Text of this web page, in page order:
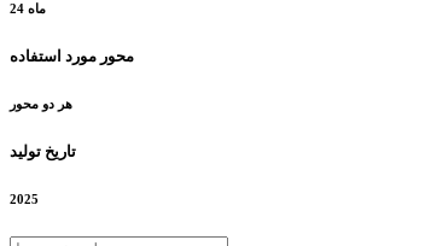
24 ماه
محور مورد استفاده
هر دو محور
تاریخ تولید
2025